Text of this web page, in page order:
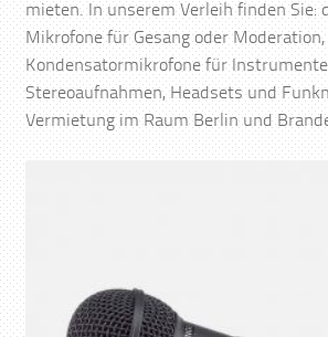
mieten. In unserem Verleih finden Sie:
Mikrofone für Gesang oder Moderation,
Kondensatormikrofone für
Stereoaufnahmen, Headsets und
Vermietung im Raum Berlin und